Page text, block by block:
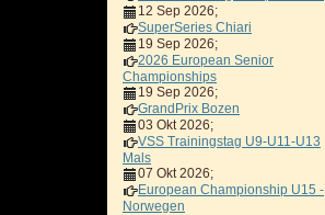
12 Sep 2026;
SuperSeries Chiari
19 Sep 2026;
2026 European Senior
Championships
19 Sep 2026;
GrandPrix Bozen
03 Okt 2026;
VSS Trainingstag U9-U11-U13
Mals
07 Okt 2026;
European Championship U15 -
Norwegen